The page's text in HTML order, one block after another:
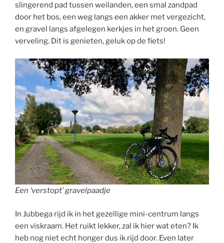
slingerend pad tussen weilanden, een smal zandpad
door het bos, een weg langs een akker met vergezicht,
en gravel langs afgelegen kerkjes in het groen. Geen
verveling. Dit is genieten, geluk op de fiets!
Een ‘verstopt’ gravelpaadje
In Jubbega rijd ik in het gezellige mini-centrum langs
een viskraam. Het ruikt lekker, zal ik hier wat eten? Ik
heb nog niet echt honger dus ik rijd door. Even later